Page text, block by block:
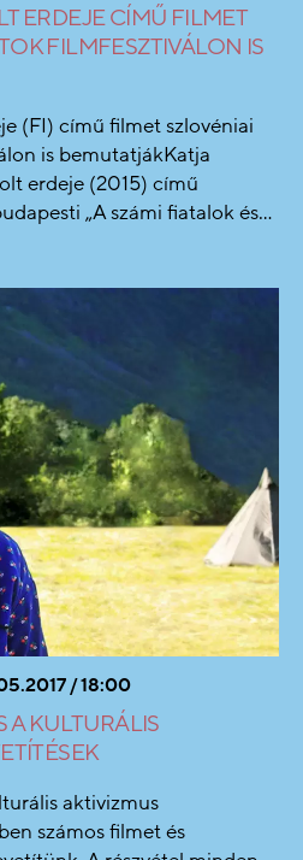
ERDEJE CÍMŰ FILMET
FILMFESZTIVÁLON IS
(FI) című filmet szlovéniai
is bemutatjákKatja
erdeje (2015) című
„A számi fiatalok és...
/ 18:00
A KULTURÁLIS
aktivizmus
számos filmet és